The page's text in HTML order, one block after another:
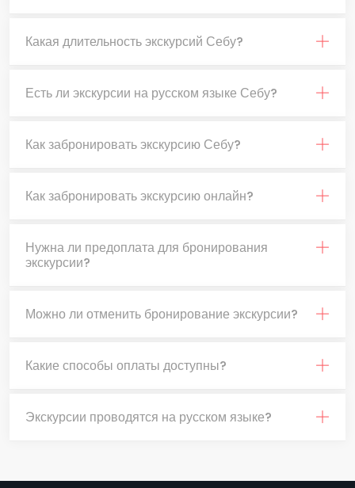
Какая длительность экскурсий Себу?
Есть ли экскурсии на русском языке Себу?
Как забронировать экскурсию Себу?
Как забронировать экскурсию онлайн?
Нужна ли предоплата для бронирования
экскурсии?
Можно ли отменить бронирование экскурсии?
Какие способы оплаты доступны?
Экскурсии проводятся на русском языке?